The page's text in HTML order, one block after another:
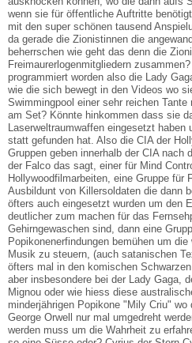
wenn sie für öffentliche Auftritte
mit den super schönen tausend
da gerade die Zionistinnen die
beherrschen wie geht das denn die
Freimaurerlogenmitgliedern
programmiert worden also die Lady
wie die sich bewegt in den Videos wo
Swimmingpool einer sehr reichen
am Set? Könnte hinkommen dass sie
Laserweltraumwaffen eingesetzt
statt gefunden hat. Also die CIA der
Gruppen geben innerhalb der CIA nach
der Falco das sagt, einer für Mind
Hollywoodfilmarbeiten, eine Gruppe für
Ausbildunt von Killersoldaten die dann
öfters auch eingesetzt wurden um den
deutlicher zum machen für das
Gehirngewaschen sind, dann eine
Popikonenerfindungen bemühen um
Musik zu steuern, (auch satanischen
öfters mal in den komischen
aber insbesondere bei der Lady Gaga,
Mignou oder wie hiess diese
minderjährigen Popikone "Mily Criu"
George Orwell nur mal umgedreht
werden muss um die Wahrheit zu